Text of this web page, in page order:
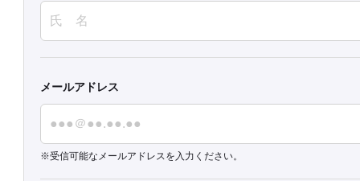
メールアドレス
受信可能なメールアドレスを入力ください。